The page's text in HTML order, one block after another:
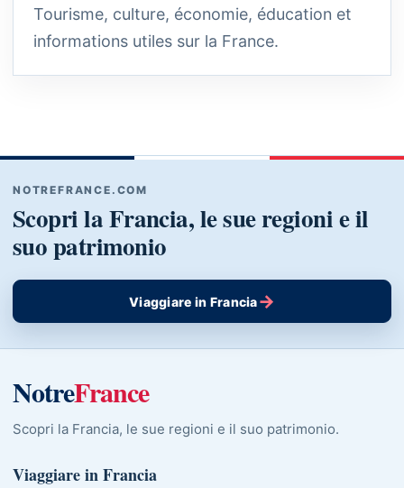
Tourisme, culture, économie, éducation et
informations utiles sur la France.
NOTREFRANCE.COM
Scopri la Francia, le sue regioni e il
suo patrimonio
Viaggiare in Francia→
NotreFrance
Scopri la Francia, le sue regioni e il suo patrimonio.
Viaggiare in Francia